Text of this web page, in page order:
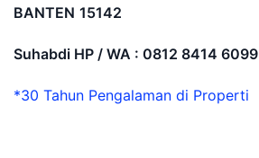
BANTEN 15142
Suhabdi HP / WA : 0812 8414 6099
*30 Tahun Pengalaman di Properti